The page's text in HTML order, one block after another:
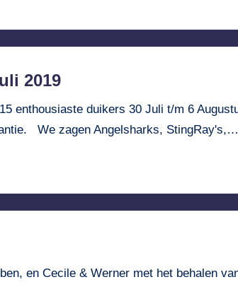
2019
enthousiaste duikers 30 Juli t/m 6
We zagen Angelsharks, StingRay's,…
en Cecile & Werner met het behalen